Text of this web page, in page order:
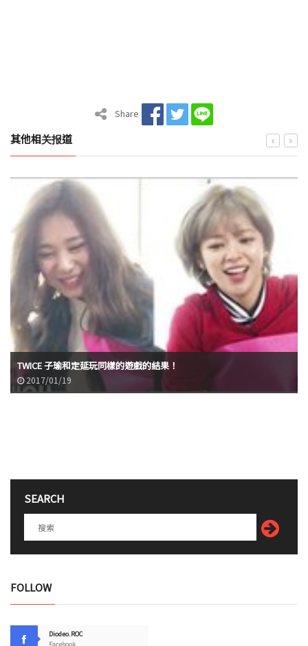
Share
其他相关报道
TWICE 子瑜和定延玩同樣的遊戲的結果！
2017/01/19
SEARCH
FOLLOW
Diodeo.ROC